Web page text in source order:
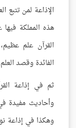
الإذاعة لمن تتبع
هذه المملكة
القرآن علم
الفائدة وقصد
ثم في إذاعة
وأحاديث مفيدة
وهكذا في إذاعة